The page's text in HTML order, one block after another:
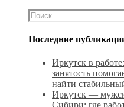
Последние
Иркутск в
занятость
найти
Иркутск —
Сибири: где